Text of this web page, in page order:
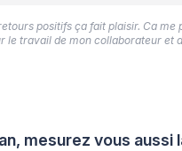
mesurez vous aussi
positifs ça fait plaisir. Ca me
le travail de mon collaborateur et